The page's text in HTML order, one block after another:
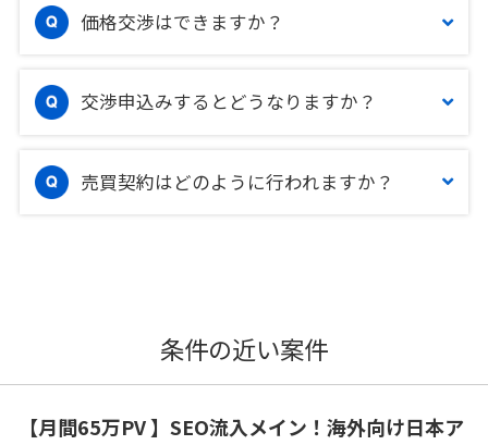
価格交渉はできますか？
交渉申込みするとどうなりますか？
売買契約はどのように行われますか？
条件の近い案件
【月間65万PV 】SEO流入メイン！海外向け日本ア